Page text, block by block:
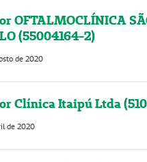
OFTALMOCLÍNICA
(55004164-2)
de 2020
Clínica Itaipú Ltda
de 2020